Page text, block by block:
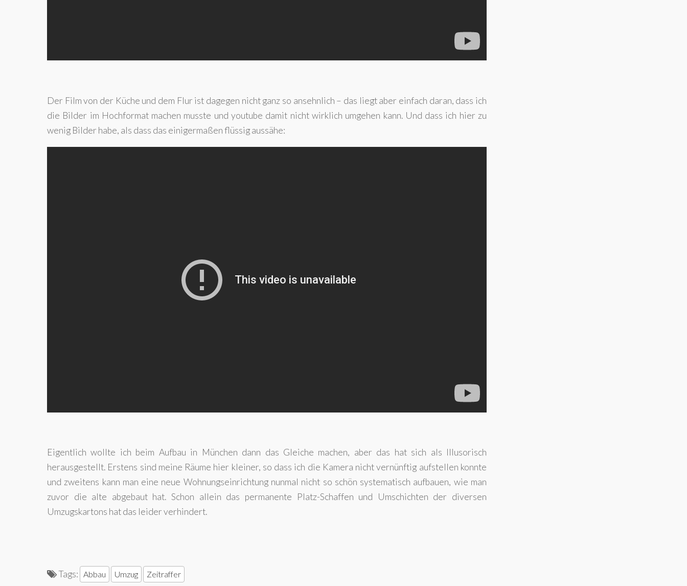
Der Film von der Küche und dem Flur ist dagegen nicht ganz so ansehnlich – das liegt aber einfach daran, dass ich
die Bilder im Hochformat machen musste und youtube damit nicht wirklich umgehen kann. Und dass ich hier zu
wenig Bilder habe, als dass das einigermaßen flüssig aussähe:
Eigentlich wollte ich beim Aufbau in München dann das Gleiche machen, aber das hat sich als Illusorisch
herausgestellt. Erstens sind meine Räume hier kleiner, so dass ich die Kamera nicht vernünftig aufstellen konnte
und zweitens kann man eine neue Wohnungseinrichtung nunmal nicht so schön systematisch aufbauen, wie man
zuvor die alte abgebaut hat. Schon allein das permanente Platz-Schaffen und Umschichten der diversen
Umzugskartons hat das leider verhindert.
Tags: Abbau Umzug Zeitraffer